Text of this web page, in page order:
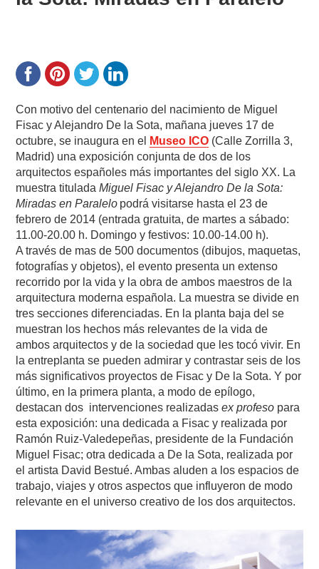
Con motivo del centenario del nacimiento de Miguel
Fisac y Alejandro De la Sota, mañana jueves 17 de
octubre, se inaugura en el
Museo ICO (Calle Zorrilla 3,
Madrid) una exposición conjunta de dos de los
arquitectos españoles más importantes del siglo XX. La
muestra tituladaMiguel Fisac y Alejandro De la Sota:
Miradas en Paralelo podrá visitarse hasta el 23 de
febrero de 2014 (entrada gratuita, de martes a sábado:
11.00-20.00 h. Domingo y festivos: 10.00-14.00 h).
A través de mas de 500 documentos (dibujos, maquetas,
fotografías y objetos), el evento presenta un extenso
recorrido por la vida y la obra de ambos maestros de la
arquitectura moderna española. La muestra se divide en
tres secciones diferenciadas. En la planta baja del se
muestran los hechos más relevantes de la vida de
ambos arquitectos y de la sociedad que les tocó vivir. En
la entreplanta se pueden admirar y contrastar seis de los
más significativos proyectos de Fisac y De la Sota. Y por
último, en la primera planta, a modo de epílogo,
destacan dos intervenciones realizadasex profeso para
esta exposición: una dedicada a Fisac y realizada por
Ramón Ruiz-Valedepeñas, presidente de la Fundación
Miguel Fisac; otra dedicada a De la Sota, realizada por
el artista David Bestué. Ambas aluden a los espacios de
trabajo, viajes y otros aspectos que influyeron de modo
relevante en el universo creativo de los dos arquitectos.